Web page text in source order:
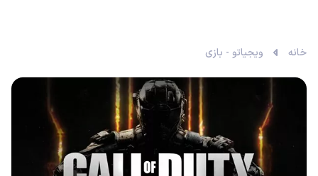
خانه ویجیاتو - بازی